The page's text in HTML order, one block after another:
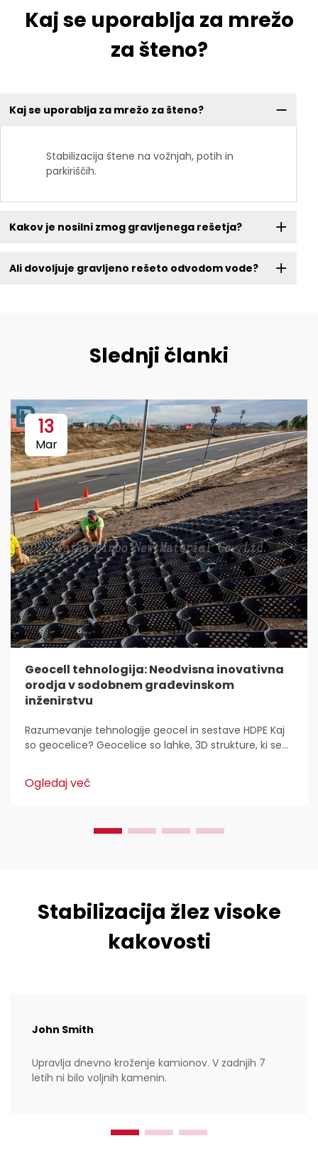
Kaj se uporablja za mrežo
za šteno?
Kaj se uporablja za mrežo za šteno?
Stabilizacija štene na vožnjah, potih in
parkiriščih.
Kakov je nosilni zmog gravljenega rešetja?
Ali dovoljuje gravljeno rešeto odvodom vode?
Slednji članki
13
Mar
Geocell tehnologija: Neodvisna inovativna
orodja v sodobnem građevinskom
inženirstvu
Razumevanje tehnologije geocel in sestave HDPE Kaj
so geocelice? Geocelice so lahke, 3D strukture, ki se
gradbeništvu. Inženirji civilne zaščite jih imajo radi,
ker...
Ogledaj več
Stabilizacija žlez visoke
kakovosti
John Smith
Upravlja dnevno kroženje kamionov. V zadnjih 7
letih ni bilo voljnih kamenin.